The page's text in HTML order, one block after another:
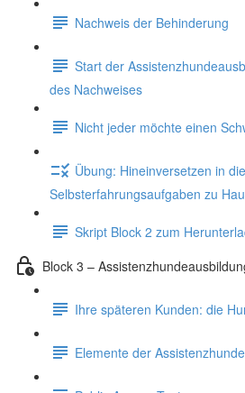
Nachweis der Behinderung
Start der
des Nachweises
Nicht jeder möchte einen
Übung: Hineinversetzen in
Selbsterfahrungsaufgaben zu
Skript Block 2 zum
Block 3 –
Ihre späteren Kunden: die
Elemente der